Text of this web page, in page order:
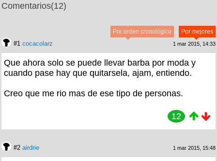
Comentarios(12)
Por mejores
Por orden cronológico
#1 cocacolarz 1 mar 2015, 14:33
Que ahora solo se puede llevar barba por moda y
cuando pase hay que quitarsela, ajam, entiendo.
Creo que me rio mas de ese tipo de personas.
12
#2 airdrie 1 mar 2015, 15:48